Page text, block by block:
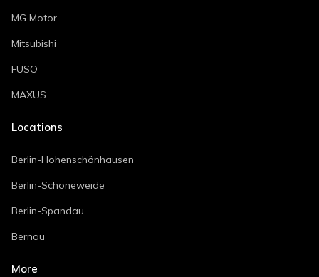
MG Motor
Mitsubishi
FUSO
MAXUS
Locations
Berlin-Hohenschönhausen
Berlin-Schöneweide
Berlin-Spandau
Bernau
More